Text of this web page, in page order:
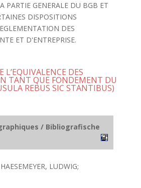
PARTIE GENERALE DU BGB ET
DISPOSITIONS
DES
ET D'ENTREPRISE.
L’EQUIVALENCE DES
TANT QUE FONDEMENT DU
REBUS SIC STANTIBUS)
/ Bibliografische
HAESEMEYER, LUDWIG;